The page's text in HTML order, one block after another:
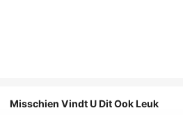
Misschien Vindt U Dit Ook Leuk